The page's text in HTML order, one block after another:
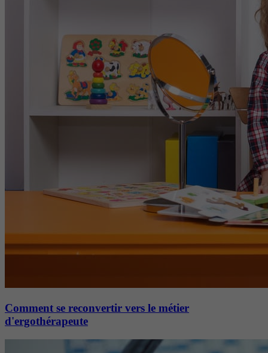
Comment se reconvertir vers le métier
d'ergothérapeute